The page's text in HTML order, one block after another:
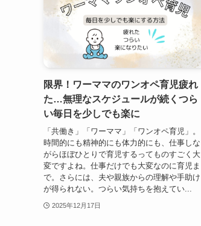
限界！ワーママのワンオペ育児疲れ
た…無理なスケジュールが続くつら
い毎日を少しでも楽に
「共働き」「ワーママ」「ワンオペ育児」。
時間的にも精神的にも体力的にも、仕事しな
がらほぼひとりで育児するってものすごく大
変ですよね。仕事だけでも大変なのに育児ま
で。さらには、夫や親族からの理解や手助け
が得られない。つらい気持ちを抱えてい...
2025年12月17日